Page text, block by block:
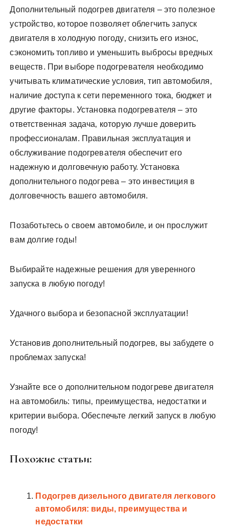
Дополнительный подогрев двигателя – это полезное
устройство‚ которое позволяет облегчить запуск
двигателя в холодную погоду‚ снизить его износ‚
сэкономить топливо и уменьшить выбросы вредных
веществ. При выборе подогревателя необходимо
учитывать климатические условия‚ тип автомобиля‚
наличие доступа к сети переменного тока‚ бюджет и
другие факторы. Установка подогревателя – это
ответственная задача‚ которую лучше доверить
профессионалам. Правильная эксплуатация и
обслуживание подогревателя обеспечит его
надежную и долговечную работу. Установка
дополнительного подогрева – это инвестиция в
долговечность вашего автомобиля.
Позаботьтесь о своем автомобиле‚ и он прослужит
вам долгие годы!
Выбирайте надежные решения для уверенного
запуска в любую погоду!
Удачного выбора и безопасной эксплуатации!
Установив дополнительный подогрев‚ вы забудете о
проблемах запуска!
Узнайте все о дополнительном подогреве двигателя
на автомобиль: типы‚ преимущества‚ недостатки и
критерии выбора. Обеспечьте легкий запуск в любую
погоду!
Похожие статьи:
Подогрев дизельного двигателя легкового
автомобиля: виды, преимущества и
недостатки